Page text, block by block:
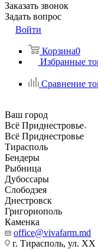
Заказать звонок
Задать вопрос
Войти
Корзина0
Избранные
Сравнение
Ваш город
Всё Приднестровье
Всё Приднестровье
Тирасполь
Бендеры
Рыбница
Дубоссары
Слободзея
Днестровск
Григориополь
Каменка
office@vivafarm.md
г. Тирасполь, ул. ХХ